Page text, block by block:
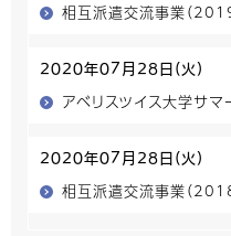
相互派遣交流事業（
2020年07月28日(火)
アベリスツイス大学サマ
2020年07月28日(火)
相互派遣交流事業（